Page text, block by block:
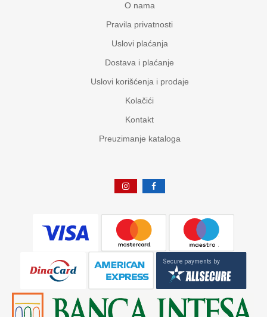
O nama
Pravila privatnosti
Uslovi plaćanja
Dostava i plaćanje
Uslovi korišćenja i prodaje
Kolačići
Kontakt
Preuzimanje kataloga